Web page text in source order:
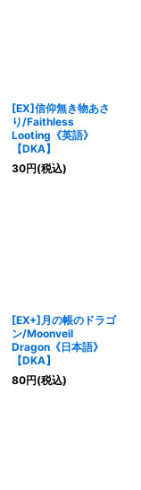
[EX]信仰無き物あさ
り/Faithless
Looting《英語》
【DKA】
30円(税込)
[EX+]月の帳のドラゴ
ン/Moonveil
Dragon《日本語》
【DKA】
80円(税込)